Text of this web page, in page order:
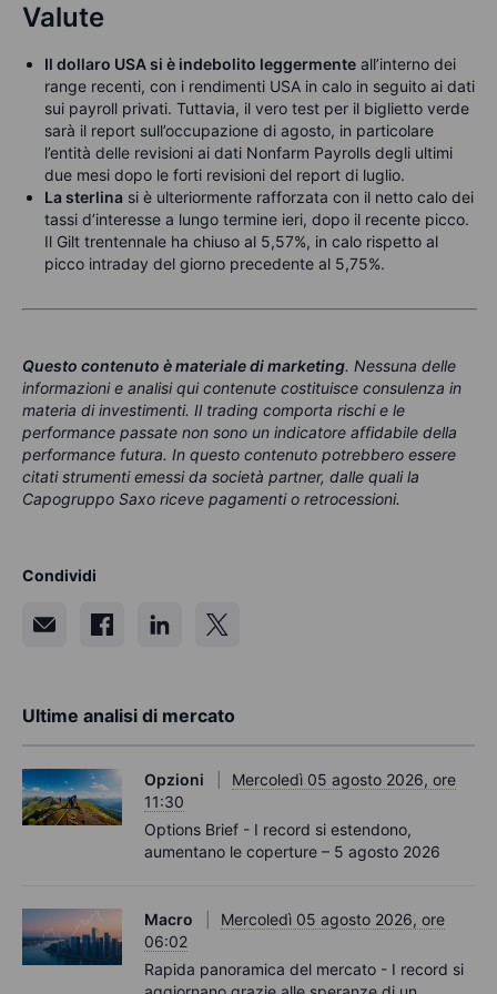
Valute
Il dollaro USA si è indebolito leggermente all’interno dei
range recenti, con i rendimenti USA in calo in seguito ai dati
sui payroll privati. Tuttavia, il vero test per il biglietto verde
sarà il report sull’occupazione di agosto, in particolare
l’entità delle revisioni ai dati Nonfarm Payrolls degli ultimi
due mesi dopo le forti revisioni del report di luglio.
La sterlina si è ulteriormente rafforzata con il netto calo dei
tassi d’interesse a lungo termine ieri, dopo il recente picco.
Il Gilt trentennale ha chiuso al 5,57%, in calo rispetto al
picco intraday del giorno precedente al 5,75%.
Questo contenuto è materiale di marketing. Nessuna delle
informazioni e analisi qui contenute costituisce consulenza in
materia di investimenti. Il trading comporta rischi e le
performance passate non sono un indicatore affidabile della
performance futura. In questo contenuto potrebbero essere
citati strumenti emessi da società partner, dalle quali la
Capogruppo Saxo riceve pagamenti o retrocessioni.
Condividi
Ultime analisi di mercato
Opzioni
Mercoledì 05 agosto 2026, ore
11:30
Options Brief - I record si estendono,
aumentano le coperture – 5 agosto 2026
Macro
Mercoledì 05 agosto 2026, ore
06:02
Rapida panoramica del mercato - I record si